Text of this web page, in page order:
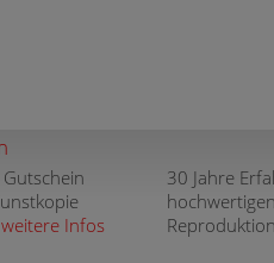
weitere Infos
30 Jahre